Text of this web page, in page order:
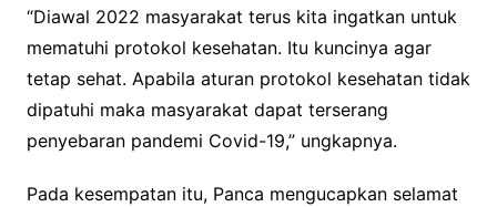
“Diawal 2022 masyarakat terus kita ingatkan untuk
mematuhi protokol kesehatan. Itu kuncinya agar
tetap sehat. Apabila aturan protokol kesehatan tidak
dipatuhi maka masyarakat dapat terserang
penyebaran pandemi Covid-19,” ungkapnya.
Pada kesempatan itu, Panca mengucapkan selamat